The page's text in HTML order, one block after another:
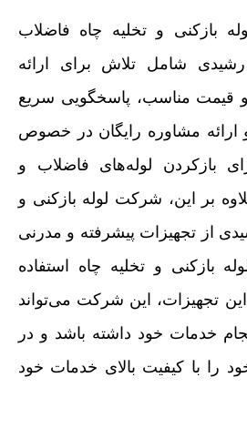
بازکنی و تخلیه چاه فاضلاب
شامل تلاش برای ارائه
و قیمت مناسب، پاسخگویی سریع
ارائه مشاوره رایگان در خصوص
بازکردن لوله‌های فاضلاب و
بر این، شرکت لوله بازکنی و
از تجهیزات پیشرفته و مدرنی
بازکنی و تخلیه چاه استفاده
این تجهیزات، این شرکت می‌تواند
خدمات خود داشته باشد و در
را با کیفیت بالای خدمات خود